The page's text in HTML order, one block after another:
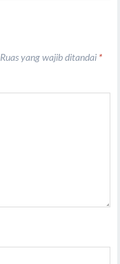
Ruas yang wajib ditandai *